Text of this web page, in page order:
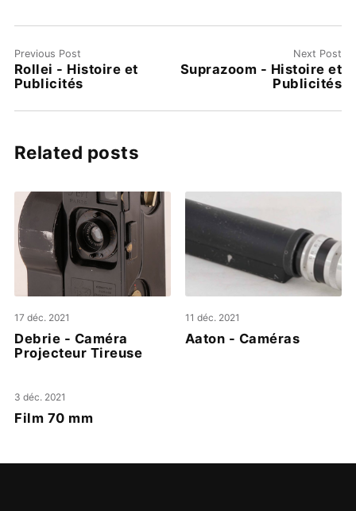
Previous Post
Rollei - Histoire et
Publicités
Next Post
Suprazoom - Histoire et
Publicités
Related posts
17 déc. 2021
Debrie - Caméra
Projecteur Tireuse
11 déc. 2021
Aaton - Caméras
3 déc. 2021
Film 70 mm